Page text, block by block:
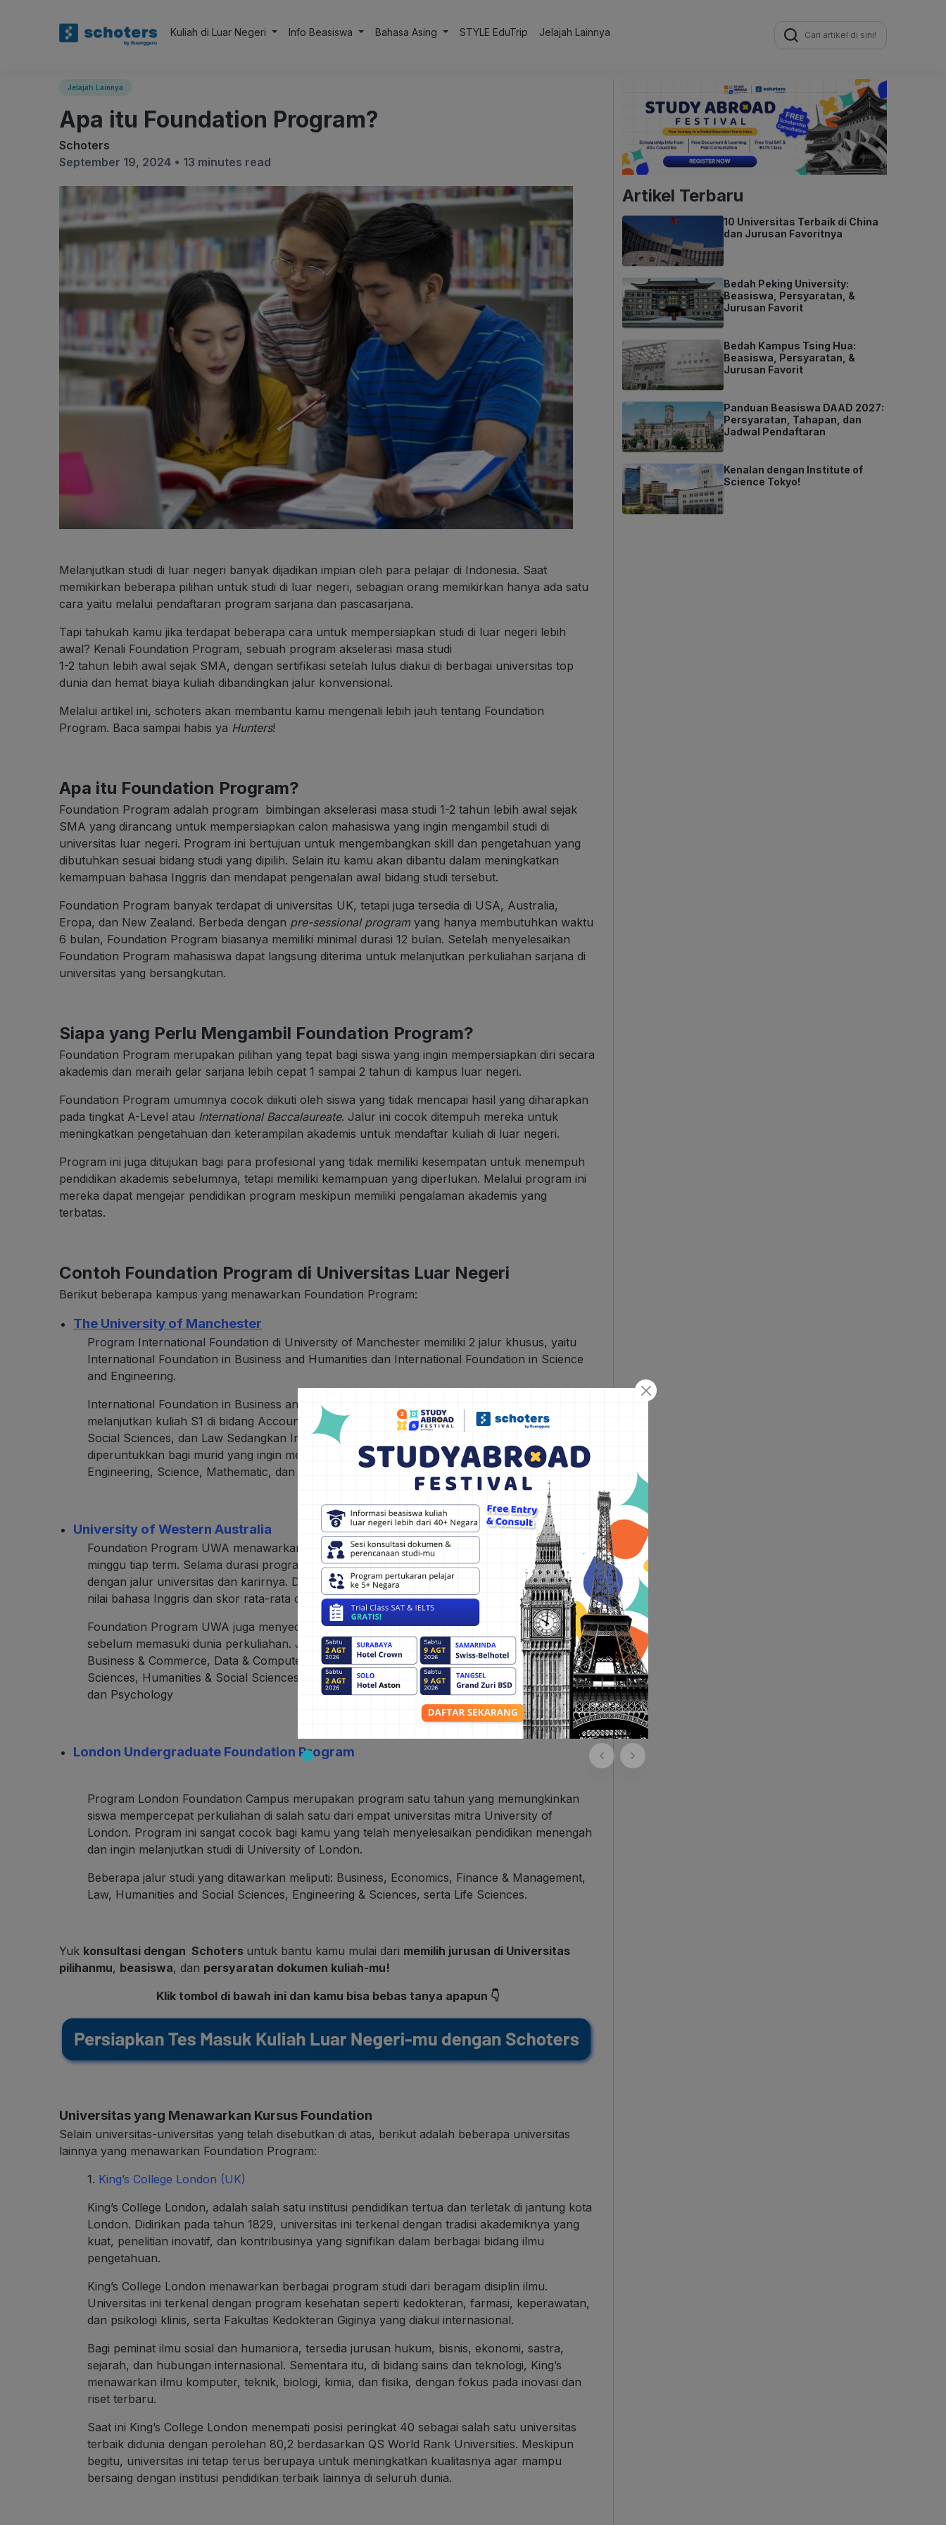
Kuliah di Luar Negeri Info Beasiswa Bahasa Asing STYLE EduTrip Jelajah Lainnya
Search
for:
Jelajah Lainnya
Apa itu Foundation Program?
Schoters
September 19, 2024 • 13 minutes read
Melanjutkan studi di luar negeri banyak dijadikan impian oleh para pelajar di Indonesia. Saat
memikirkan beberapa pilihan untuk studi di luar negeri, sebagian orang memikirkan hanya ada satu
cara yaitu melalui pendaftaran program sarjana dan pascasarjana.
Tapi tahukah kamu jika terdapat beberapa cara untuk mempersiapkan studi di luar negeri lebih
awal? Kenali Foundation Program, sebuah program akselerasi masa studi
1-2 tahun lebih awal sejak SMA, dengan sertifikasi setelah lulus diakui di berbagai universitas top
dunia dan hemat biaya kuliah dibandingkan jalur konvensional.
Melalui artikel ini, schoters akan membantu kamu mengenali lebih jauh tentang Foundation
Program. Baca sampai habis ya Hunters!
Apa itu Foundation Program?
Foundation Program adalah program bimbingan akselerasi masa studi 1-2 tahun lebih awal sejak
SMA yang dirancang untuk mempersiapkan calon mahasiswa yang ingin mengambil studi di
universitas luar negeri. Program ini bertujuan untuk mengembangkan skill dan pengetahuan yang
dibutuhkan sesuai bidang studi yang dipilih. Selain itu kamu akan dibantu dalam meningkatkan
kemampuan bahasa Inggris dan mendapat pengenalan awal bidang studi tersebut.
Foundation Program banyak terdapat di universitas UK, tetapi juga tersedia di USA, Australia,
Eropa, dan New Zealand. Berbeda dengan pre-sessional programyang hanya membutuhkan waktu
6 bulan, Foundation Program biasanya memiliki minimal durasi 12 bulan. Setelah menyelesaikan
Foundation Program mahasiswa dapat langsung diterima untuk melanjutkan perkuliahan sarjana di
universitas yang bersangkutan.
Siapa yang Perlu Mengambil Foundation Program?
Foundation Program merupakan pilihan yang tepat bagi siswa yang ingin mempersiapkan diri secara
akademis dan meraih gelar sarjana lebih cepat 1 sampai 2 tahun di kampus luar negeri.
Foundation Program umumnya cocok diikuti oleh siswa yang tidak mencapai hasil yang diharapkan
pada tingkat A-Level atau International Baccalaureate. Jalur ini cocok ditempuh mereka untuk
meningkatkan pengetahuan dan keterampilan akademis untuk mendaftar kuliah di luar negeri.
Program ini juga ditujukan bagi para profesional yang tidak memiliki kesempatan untuk menempuh
pendidikan akademis sebelumnya, tetapi memiliki kemampuan yang diperlukan. Melalui program ini
mereka dapat mengejar pendidikan program meskipun memiliki pengalaman akademis yang
terbatas.
Contoh Foundation Program di Universitas Luar Negeri
Berikut beberapa kampus yang menawarkan Foundation Program:
The University of Manchester
Program International Foundation di University of Manchester memiliki 2 jalur khusus, yaitu
International Foundation in Business and Humanities dan International Foundation in Science
and Engineering.
International Foundation in Business and Humanities ditujukan bagi siswa yang ingin
melanjutkan kuliah S1 di bidang Accounting, Economics, Management, Finance, Humanities,
Social Sciences, dan Law Sedangkan International Foundation in Science and Engineering
diperuntukkan bagi murid yang ingin melanjutkan studi S1 di bidang, Biomedical Science,
Engineering, Science, Mathematic, dan Computing.
University of Western Australia
Foundation Program UWA menawarkan program persiapan yang fleksibel dalam waktu 10
minggu tiap term. Selama durasi program siswa diminta untuk membuat program yang sesuai
dengan jalur universitas dan karirnya. Di akhir program ini siswa akan menerima dua nilai yaitu
nilai bahasa Inggris dan skor rata-rata dari 10 unit terbaik.
Foundation Program UWA juga menyediakan persiapan jurusan kuliah sebagai perkenalan
sebelum memasuki dunia perkuliahan. Jurusan yang ditawarkan sepertiArchitecture & Design,
Business & Commerce, Data & Computer Science, Education, Engineering, Health & Biomedical
Sciences, Humanities & Social Sciences, Law, Music & Fine Arts, Natural & Physical Sciences,
dan Psychology
London Undergraduate Foundation Program
Program London Foundation Campus merupakan program satu tahun yang memungkinkan
siswa mempercepat perkuliahan di salah satu dari empat universitas mitra University of
London. Program ini sangat cocok bagi kamu yang telah menyelesaikan pendidikan menengah
dan ingin melanjutkan studi di University of London.
Beberapa jalur studi yang ditawarkan meliputi: Business, Economics, Finance & Management,
Law, Humanities and Social Sciences, Engineering & Sciences, serta Life Sciences.
Yuk konsultasi dengan Schoters untuk bantu kamu mulai dari memilih jurusan di Universitas
pilihanmu, beasiswa, dan persyaratan dokumen kuliah-mu!
Klik tombol di bawah ini dan kamu bisa bebas tanya apapun 👇
Universitas yang Menawarkan Kursus Foundation
Selain universitas-universitas yang telah disebutkan di atas, berikut adalah beberapa universitas
lainnya yang menawarkan Foundation Program:
1. King’s College London (UK)
King’s College London, adalah salah satu institusi pendidikan tertua dan terletak di jantung kota
London. Didirikan pada tahun 1829, universitas ini terkenal dengan tradisi akademiknya yang
kuat, penelitian inovatif, dan kontribusinya yang signifikan dalam berbagai bidang ilmu
pengetahuan.
King’s College London menawarkan berbagai program studi dari beragam disiplin ilmu.
Universitas ini terkenal dengan program kesehatan seperti kedokteran, farmasi, keperawatan,
dan psikologi klinis, serta Fakultas Kedokteran Giginya yang diakui internasional.
Bagi peminat ilmu sosial dan humaniora, tersedia jurusan hukum, bisnis, ekonomi, sastra,
sejarah, dan hubungan internasional. Sementara itu, di bidang sains dan teknologi, King’s
menawarkan ilmu komputer, teknik, biologi, kimia, dan fisika, dengan fokus pada inovasi dan
riset terbaru.
Saat ini King’s College London menempati posisi peringkat 40 sebagai salah satu universitas
terbaik didunia dengan perolehan 80,2 berdasarkan QS World Rank Universities. Meskipun
begitu, universitas ini tetap terus berupaya untuk meningkatkan kualitasnya agar mampu
bersaing dengan institusi pendidikan terbaik lainnya di seluruh dunia.
Artikel Terbaru
10 Universitas Terbaik di China
dan Jurusan Favoritnya
Bedah Peking University:
Beasiswa, Persyaratan, &
Jurusan Favorit
Bedah Kampus Tsing Hua:
Beasiswa, Persyaratan, &
Jurusan Favorit
Panduan Beasiswa DAAD 2027:
Persyaratan, Tahapan, dan
Jadwal Pendaftaran
Kenalan dengan Institute of
Science Tokyo!